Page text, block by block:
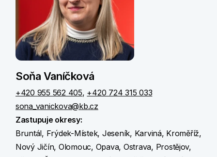
Soňa Vaníčková
+420 955 562 405, +420 724 315 033
sona_vanickova@kb.cz
Zastupuje okresy:
Bruntál, Frýdek-Místek, Jeseník, Karviná, Kroměříž,
Nový Jičín, Olomouc, Opava, Ostrava, Prostějov,